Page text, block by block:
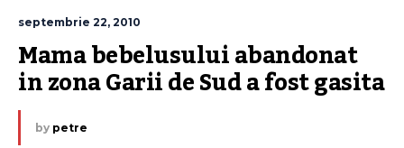
septembrie 22, 2010
Mama bebelusului abandonat
in zona Garii de Sud a fost gasita
by petre